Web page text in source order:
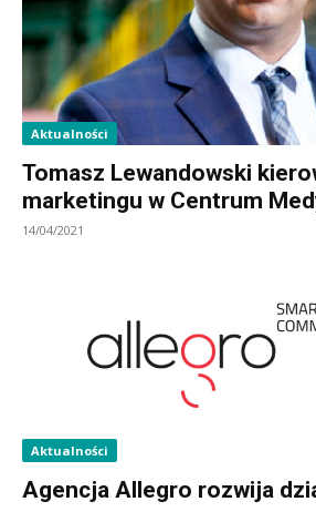
Aktualności
Tomasz Lewandowski
marketingu w Centrum
14/04/2021
Aktualności
Agencja Allegro rozwija